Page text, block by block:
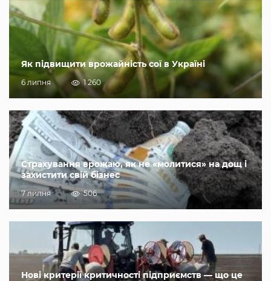
Як підвищити врожайність сої в Україні
6 липня 1 260
Страхування врожаю, як не «молитися» на дощ і
захистити свій бізнес
7 липня 506
Нові критерії критичності підприємств — що це